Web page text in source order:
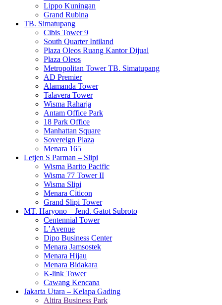
Lippo Kuningan
Grand Rubina
TB. Simatupang
Cibis Tower 9
South Quarter Intiland
Plaza Oleos Ruang Kantor Dijual
Plaza Oleos
Metropolitan Tower TB. Simatupang
AD Premier
Alamanda Tower
Talavera Tower
Wisma Raharja
Antam Office Park
18 Park Office
Manhattan Square
Sovereign Plaza
Menara 165
Letjen S Parman – Slipi
Wisma Barito Pacific
Wisma 77 Tower II
Wisma Slipi
Menara Citicon
Grand Slipi Tower
MT. Haryono – Jend. Gatot Subroto
Centennial Tower
L’Avenue
Dipo Business Center
Menara Jamsostek
Menara Hijau
Menara Bidakara
K-link Tower
Cawang Kencana
Jakarta Utara – Kelapa Gading
Altira Business Park